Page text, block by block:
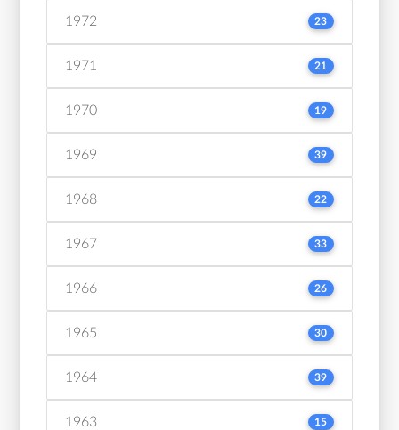
1972 23
1971 21
1970 19
1969 39
1968 22
1967 33
1966 26
1965 30
1964 39
1963 15